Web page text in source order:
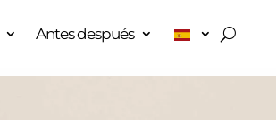
Antes después